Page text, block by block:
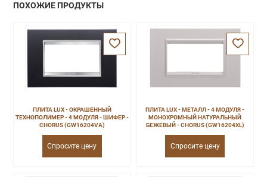
ПОХОЖИЕ ПРОДУКТЫ
ПЛИТА LUX - ОКРАШЕННЫЙ
ТЕХНОПОЛИМЕР - 4 МОДУЛЯ - ШИФЕР -
CHORUS (GW16204VA)
Спросите цену
ПЛИТА LUX - МЕТАЛЛ - 4 МОДУЛЯ -
МОНОХРОМНЫЙ НАТУРАЛЬНЫЙ
БЕЖЕВЫЙ - CHORUS (GW16204XL)
Спросите цену